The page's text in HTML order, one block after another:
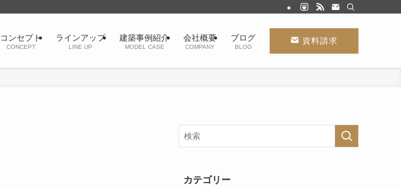
コンセプト
CONCEPT
ラインアップ
LINE UP
建築事例紹介
MODEL CASE
会社概要
COMPANY
ブログ
BLOG
資料請求
カテゴリー